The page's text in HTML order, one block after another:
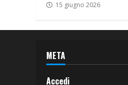
15 giugno 2026
META
Accedi